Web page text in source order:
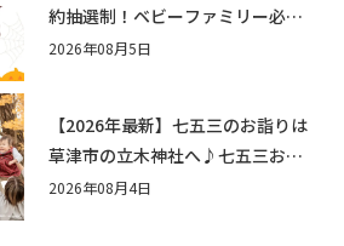
約抽選制！ベビーファミリー必見
☆入場無料☆10/29(木)30(金)ママ
2026年08月5日
【2026年最新】七五三のお詣りは
草津市の立木神社へ♪七五三お祝
い企画をご紹介！
2026年08月4日